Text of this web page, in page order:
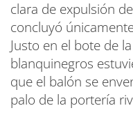
clara de expulsión
concluyó
Justo en el bote de
blanquinegros
que el balón se
palo de la portería